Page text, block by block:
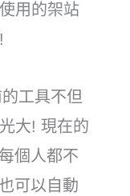
用的架站
工具不但
大! 現在的
個人都不
可以自動